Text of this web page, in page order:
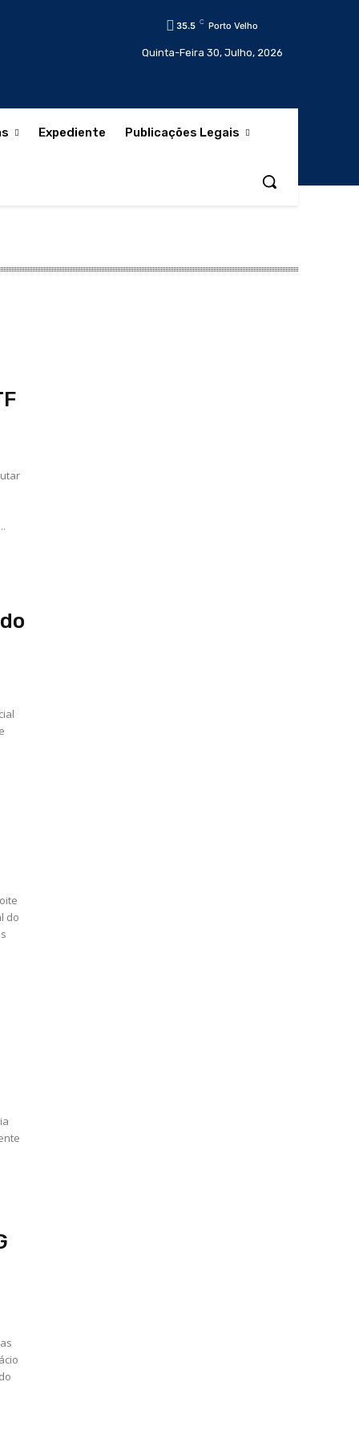
35.5 C Porto Velho
Quinta-Feira 30, Julho, 2026
Expediente Publicações Legais
do